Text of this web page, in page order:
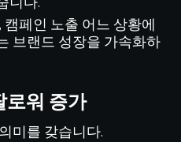
페인 노출 어느 상황에
브랜드 성장을 가속화하
로워 증가
미를 갖습니다.